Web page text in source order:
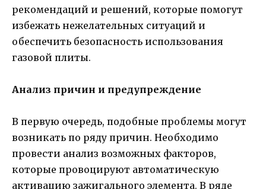
рекомендаций и решений, которые помогут
избежать нежелательных ситуаций и
обеспечить безопасность использования
газовой плиты.
Анализ причин и предупреждение
В первую очередь, подобные проблемы могут
возникать по ряду причин. Необходимо
провести анализ возможных факторов,
которые провоцируют автоматическую
активацию зажигального элемента. В ряде